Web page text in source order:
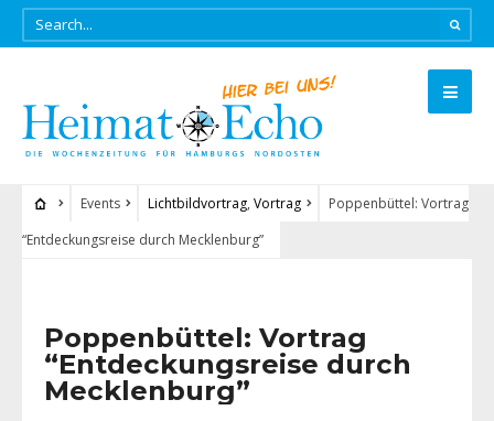
Events Lichtbildvortrag, Vortrag
Poppenbüttel: Vortrag
“Entdeckungsreise durch Mecklenburg”
Poppenbüttel: Vortrag
“Entdeckungsreise durch
Mecklenburg”